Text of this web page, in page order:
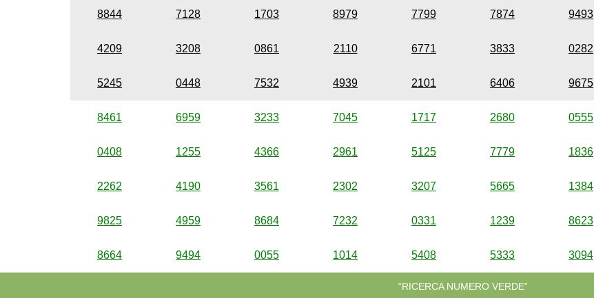
8844 7128 1703 8979 7799 7874 9493
4209 3208 0861 2110 6771 3833 0282
5245 0448 7532 4939 2101 6406 9675
8461 6959 3233 7045 1717 2680 0555
0408 1255 4366 2961 5125 7779 1836
2262 4190 3561 2302 3207 5665 1384
9825 4959 8684 7232 0331 1239 8623
8664 9494 0055 1014 5408 5333 3094
“RICERCA NUMERO VERDE”